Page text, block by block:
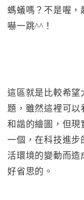
螞蟻嗎？不是喔，
嚇一跳^^！
這區就是比較希望
題，雖然這裡可以
和諧的繪圖，但現
一個，在科技進步
活環境的變動而
好省思的。